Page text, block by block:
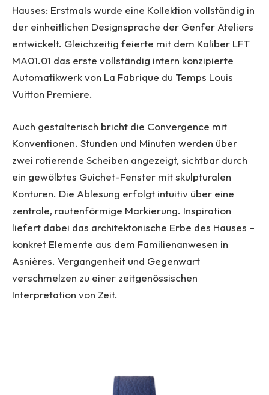
Hauses: Erstmals wurde eine Kollektion vollständig in
der einheitlichen Designsprache der Genfer Ateliers
entwickelt. Gleichzeitig feierte mit dem Kaliber LFT
MA01.01 das erste vollständig intern konzipierte
Automatikwerk von La Fabrique du Temps Louis
Vuitton Premiere.
Auch gestalterisch bricht die Convergence mit
Konventionen. Stunden und Minuten werden über
zwei rotierende Scheiben angezeigt, sichtbar durch
ein gewölbtes Guichet-Fenster mit skulpturalen
Konturen. Die Ablesung erfolgt intuitiv über eine
zentrale, rautenförmige Markierung. Inspiration
liefert dabei das architektonische Erbe des Hauses –
konkret Elemente aus dem Familienanwesen in
Asnières. Vergangenheit und Gegenwart
verschmelzen zu einer zeitgenössischen
Interpretation von Zeit.